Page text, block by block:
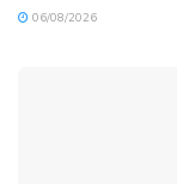
06/08/2026